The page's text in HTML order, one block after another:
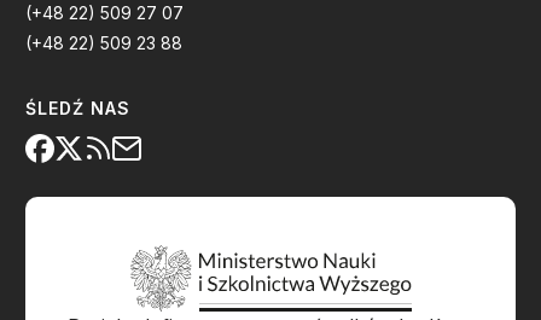
(+48 22) 509 27 07
(+48 22) 509 23 88
ŚLEDŹ NAS